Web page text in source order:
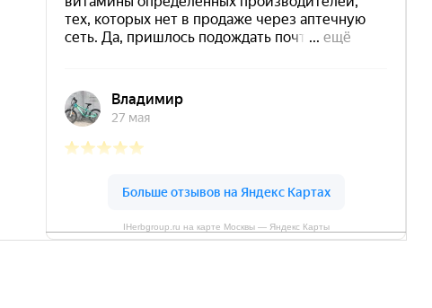
IHerbgroup.ru на карте Москвы — Яндекс Карты